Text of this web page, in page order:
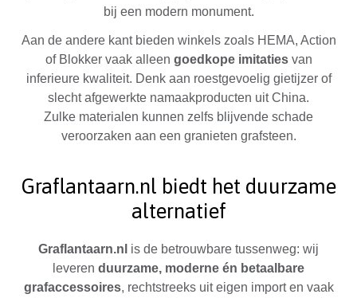
bij een modern monument.
Aan de andere kant bieden winkels zoals HEMA, Action
of Blokker vaak alleen goedkope imitatiesvan
inferieure kwaliteit. Denk aan roestgevoelig gietijzer of
slecht afgewerkte namaakproducten uit China.
Zulke materialen kunnen zelfs blijvende schade
veroorzaken aan een granieten grafsteen.
Graflantaarn.nl biedt het duurzame
alternatief
Graflantaarn.nl is de betrouwbare tussenweg: wij
leveren duurzame, moderne én betaalbare
grafaccessoires, rechtstreeks uit eigen import en vaak